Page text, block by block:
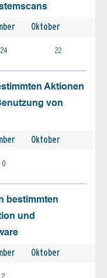
Oktober
24 22
Aktionen
von
Oktober
0
bestimmten
und
Oktober